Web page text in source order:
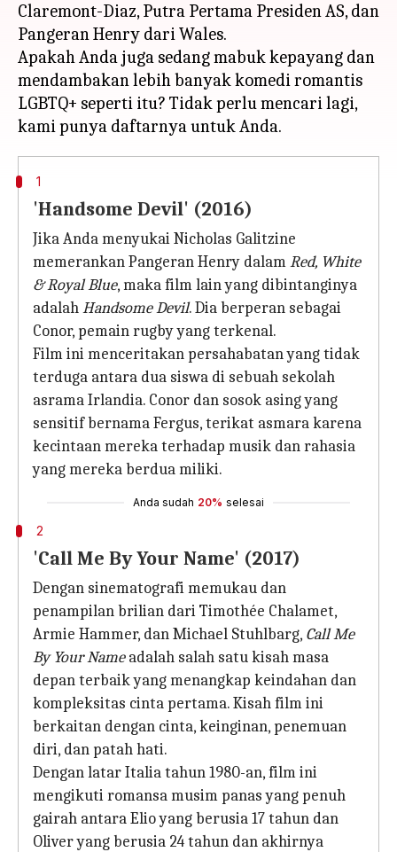
Claremont-Diaz, Putra Pertama Presiden AS, dan
Pangeran Henry dari Wales.
Apakah Anda juga sedang mabuk kepayang dan
mendambakan lebih banyak komedi romantis
LGBTQ+ seperti itu? Tidak perlu mencari lagi,
1
'Handsome Devil' (2016)
Jika Anda menyukai Nicholas Galitzine
memerankan Pangeran Henry dalamRed, White
& Royal Blue, maka film lain yang dibintanginya
adalahHandsome Devil. Dia berperan sebagai
Conor, pemain rugby yang terkenal.
Film ini menceritakan persahabatan yang tidak
terduga antara dua siswa di sebuah sekolah
asrama Irlandia. Conor dan sosok asing yang
sensitif bernama Fergus, terikat asmara karena
kecintaan mereka terhadap musik dan rahasia
yang mereka berdua miliki.
Anda sudah 20% selesai
2
'Call Me By Your Name' (2017)
Dengan sinematografi memukau dan
penampilan brilian dari Timothée Chalamet,
Armie Hammer, dan Michael Stuhlbarg, Call Me
By Your Nameadalah salah satu kisah masa
depan terbaik yang menangkap keindahan dan
kompleksitas cinta pertama. Kisah film ini
berkaitan dengan cinta, keinginan, penemuan
diri, dan patah hati.
Dengan latar Italia tahun 1980-an, film ini
mengikuti romansa musim panas yang penuh
gairah antara Elio yang berusia 17 tahun dan
Oliver yang berusia 24 tahun dan akhirnya